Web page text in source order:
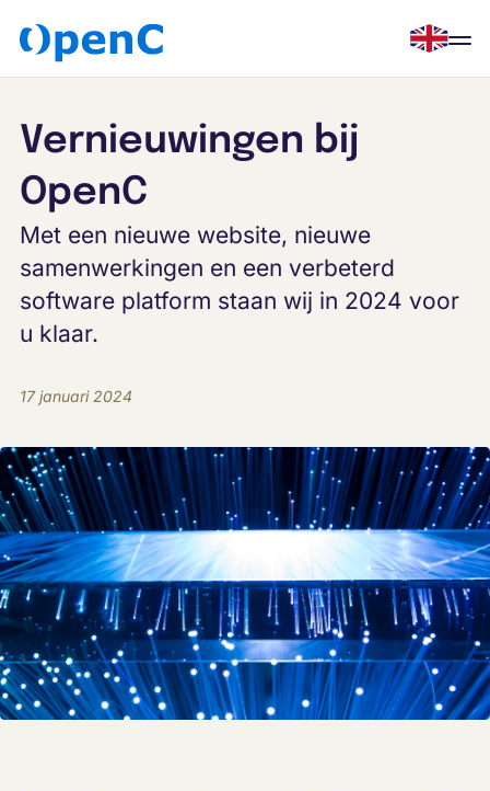
Oplossingen
Over OpenC
Blog
Vernieuwingen bij
OpenC
Met een nieuwe website, nieuwe
samenwerkingen en een verbeterd
software platform staan wij in 2024 voor
u klaar.
17 januari 2024